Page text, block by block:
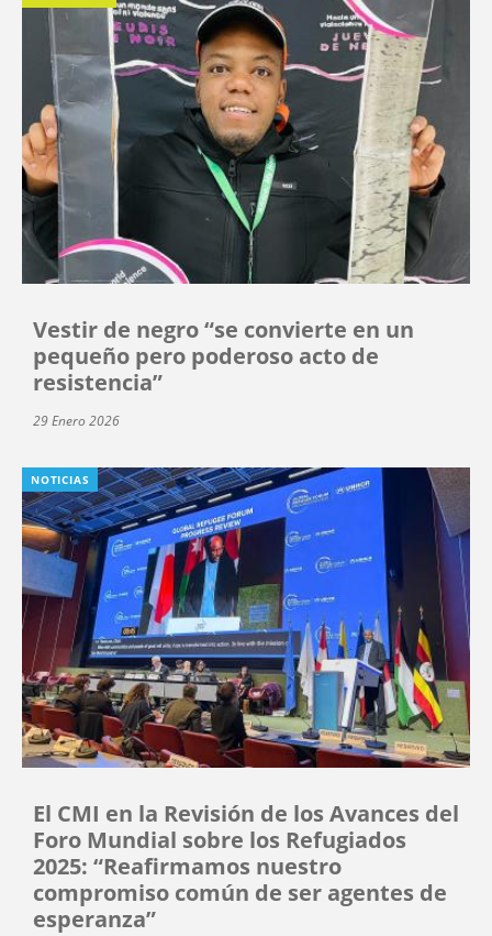
Vestir de negro “se convierte en un
pequeño pero poderoso acto de
resistencia”
29 Enero 2026
NOTICIAS
El CMI en la Revisión de los Avances del
Foro Mundial sobre los Refugiados
2025: “Reafirmamos nuestro
compromiso común de ser agentes de
esperanza”